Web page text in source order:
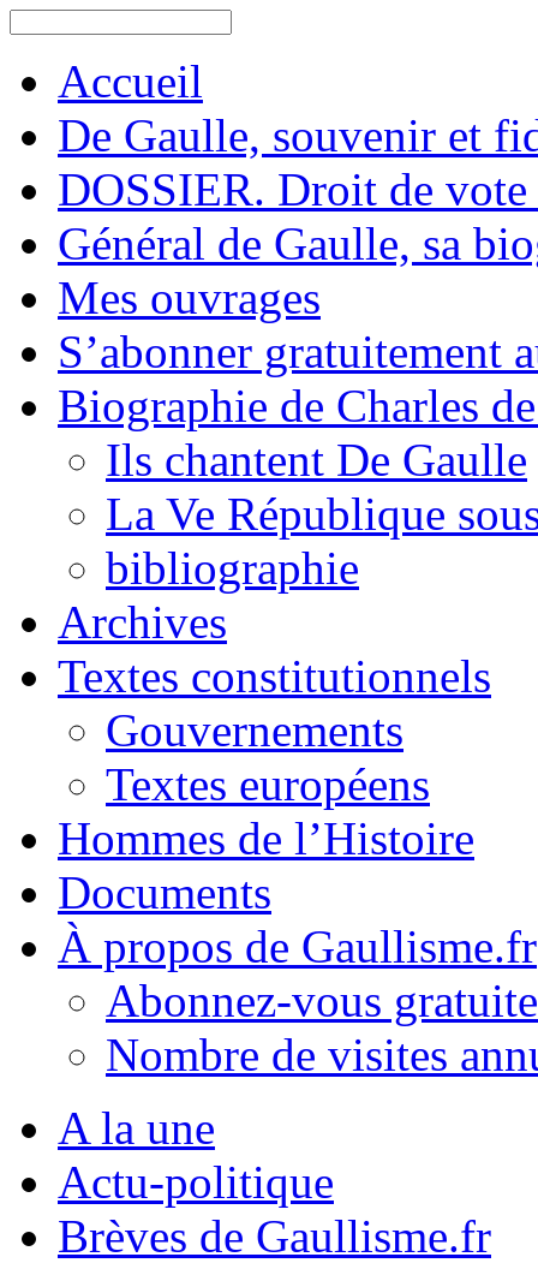
Accueil
De Gaulle, souvenir et
DOSSIER. Droit de vote
Général de Gaulle, sa
Mes ouvrages
S’abonner gratuitement
Biographie de Charles
Ils chantent De Gaulle
La Ve République
bibliographie
Archives
Textes constitutionnels
Gouvernements
Textes européens
Hommes de l’Histoire
Documents
À propos de Gaullisme.fr
Abonnez-vous
Nombre de visites
A la une
Actu-politique
Brèves de Gaullisme.fr